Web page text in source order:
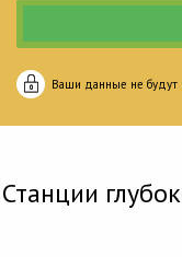
Ваши данные не
Станции